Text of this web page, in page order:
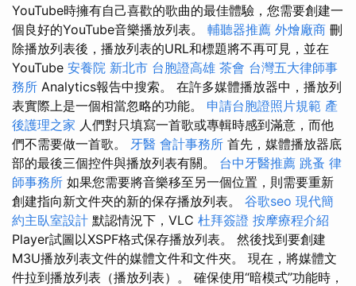
YouTube時擁有自己喜歡的歌曲的最佳體驗，您需要創建一
個良好的YouTube音樂播放列表。 輔聽器推薦 外燴廠商 刪
除播放列表後，播放列表的URL和標題將不再可見，並在
YouTube 安養院 新北市 台胞證高雄 茶會 台灣五大律師事
務所 Analytics報告中搜索。 在許多媒體播放器中，播放列
表實際上是一個相當忽略的功能。 申請台胞證照片規範 產
後護理之家 人們對只填寫一首歌或專輯時感到滿意，而他
們不需要做一首歌。 牙醫 會計事務所 首先，媒體播放器底
部的最後三個控件與播放列表有關。 台中牙醫推薦 跳蚤 律
師事務所 如果您需要將音樂移至另一個位置，則需要重新
創建指向新文件夾的新的保存播放列表。 谷歌seo 現代簡
約主臥室設計 默認情況下，VLC 杜拜簽證 按摩療程介紹
Player試圖以XSPF格式保存播放列表。 然後找到要創建
M3U播放列表文件的媒體文件和文件夾。 現在，將媒體文
件拉到播放列表（播放列表）。 確保使用“暗模式”功能時，